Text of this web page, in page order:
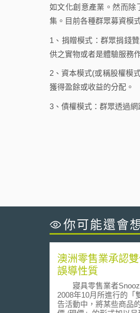
如文化創意產業。然而除
集。目前各種群眾募資模
1、捐贈模式：群眾捐錢
供之實物或者是體驗服務
2、資本模式(或稱股權模
獲得盈餘或收益的分配。
3、債權模式：群眾透過
你可能還會
澳洲零售業承認
誤導性質
寢具零售業者
2008年10月所進行的「
告活動中，將某些商品